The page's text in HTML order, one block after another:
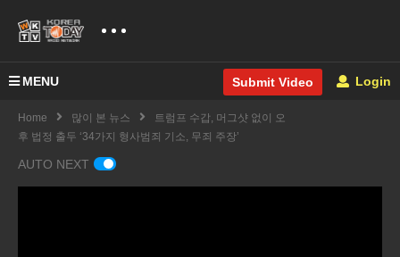
MENU Submit Video Login
Home 많이 본 뉴스
트럼프 수갑, 머그샷 없이 오
후 법정 출두 ‘34가지 형사범죄 기소, 무죄 주장’
AUTO NEXT